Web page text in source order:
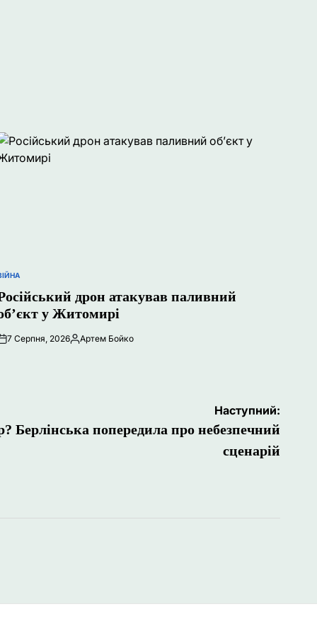
дрон атакував паливний
у Житомирі
7 Серпня, 2026Опубліковано
Артем Бойко
Наступний:
Берлінська попередила про небезпечний
сценарій